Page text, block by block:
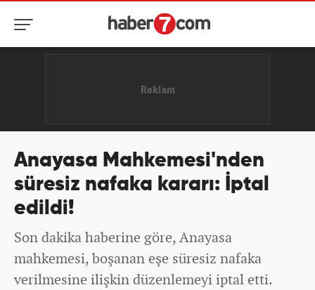
Anayasa Mahkemesi'nden
süresiz nafaka kararı: İptal
edildi!
Son dakika haberine göre, Anayasa
mahkemesi, boşanan eşe süresiz nafaka
verilmesine ilişkin düzenlemeyi iptal etti.